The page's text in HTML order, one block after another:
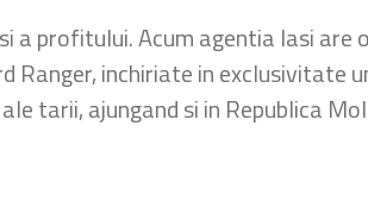
profitului. Acum agentia Iasi are
Ranger, inchiriate in exclusivitate
tarii, ajungand si in Republica